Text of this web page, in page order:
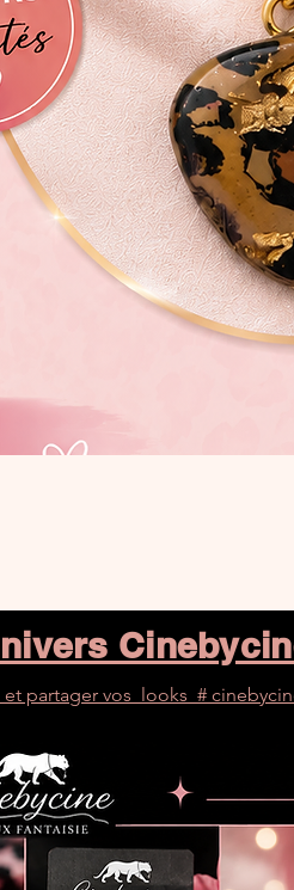
et partager vos looks #